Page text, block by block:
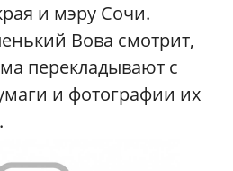
и мэру Сочи.
Вова смотрит,
перекладывают с
и фотографии их